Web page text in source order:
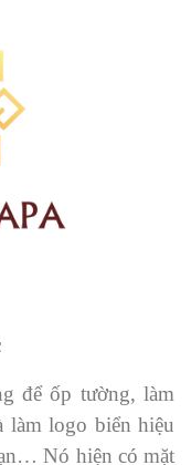
để ốp tường, làm
làm logo biển hiệu
Nó hiện có mặt